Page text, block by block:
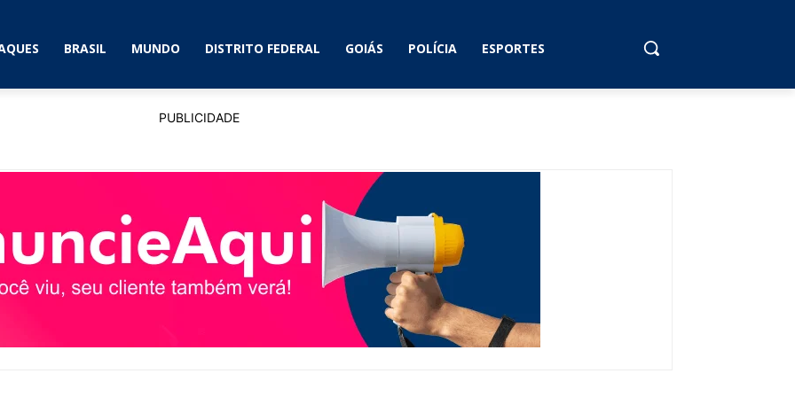
BRASIL MUNDO DISTRITO FEDERAL GOIÁS POLÍCIA ESPORTES
PUBLICIDADE